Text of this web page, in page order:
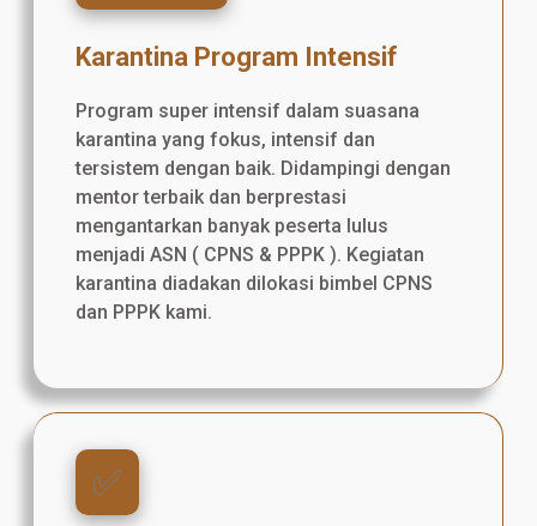
Karantina Program Intensif
Program super intensif dalam suasana
karantina yang fokus, intensif dan
tersistem dengan baik. Didampingi dengan
mentor terbaik dan berprestasi
mengantarkan banyak peserta lulus
menjadi ASN ( CPNS & PPPK ). Kegiatan
karantina diadakan dilokasi bimbel CPNS
dan PPPK kami.
✅️